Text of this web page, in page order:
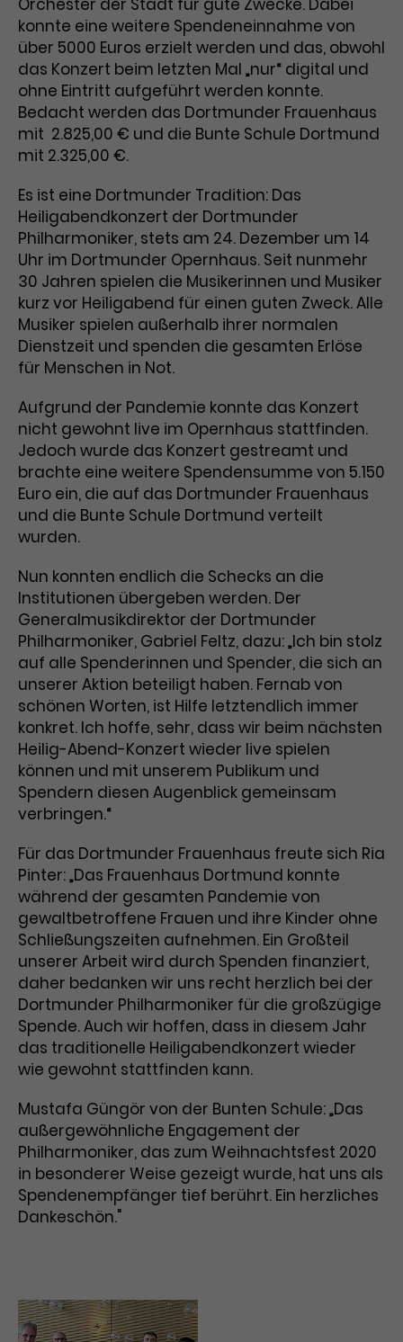
Benutzer*in wiedererkannt werden,
und es wird Zugang zu
geschützten Bereichen gewährt.
Name cookie_optin
Laufzeit 1 Monat
Zweck
Enthält die gewählten Tracking-
Optin-Einstellungen.
Laufzeit 2 Jahre
Dieses Cookie wird von Google
Analytics installiert. Das Cookie
wird verwendet, um
Besucher*innen-, Sitzungs- und
den Analysebericht der Website zu
verfolgen. Die Cookies speichern
Informationen anonym und weisen
eine zufallsgenerierte Nummer zu,
um Besuche zu erkennen.
Name _gid
Laufzeit 1 Tag
Zweck
Dieses Cookie wird von Google
Analytics installiert. Das Cookie
wird verwendet, um Informationen
nutzen, und hilft bei der Erstellung
eines Analyseberichts über die
Performance der Website. Die
erhobenen Daten umfassen in
anonymisierter Form die Anzahl
der Besuche, die Quelle, aus der sie
stammen, und die besuchten
Seiten.
Name _gat_UA-63561367-1
Laufzeit 1 Minute
Zweck
Das ist ein von Google Analytics
gesetztes Cookie. Bestimmte
Daten werden nur maximal einmal
pro Minute an Google Analytics
gesendet. Solange es gesetzt ist,
werden bestimmte
Datenübertragungen
unterbunden.
Marketing
Diese Gruppe beinhaltet alle Scripte, die es uns
ermöglichen die Leistung unserer
Werbekampagnen zu analysieren und
Conversions zu messen. Außerdem helfen sie
uns dabei Werbeanzeigen und Inhalte besser auf
die Interessen unserer Nutzer abzustimmen.
Name
Anbieter Google Ads
Laufzeit 3 Monate
Zweck
Wird von Google verwendet, um
die Effizienz von Werbeanzeigen zu
messen und Conversions zu
speichern. Dieses Cookie hilft dabei
nachzuvollziehen, ob Nutzer über
Google-Anzeigen auf unsere
Name _gcl_aw
Anbieter Google Ads
Zweck
Dieses Cookie speichert
Informationen zu Werbeklicks und
dient der Zuordnung von
Conversions zu Google Ads-
Kampagnen.
Name _gcl_dc
Anbieter Google / DoubleClick
Zweck
Dieses Cookie wird verwendet, um
Nutzerinteraktionen mit
Werbeanzeigen zu messen und
Remarketing-Funktionen
bereitzustellen.
Name IDE
Anbieter Google / DoubleClick
Laufzeit 1 Jahr
Zweck
Dieses Cookie dient der Anzeige
personalisierter Werbung und
misst die Wirksamkeit von
Werbekampagnen über
Cookie-Informationen
Orchester der Stadt für gute Zwecke. Dabei
konnte eine weitere Spendeneinnahme von
über 5000 Euros erzielt werden und das, obwohl
das Konzert beim letzten Mal „nur“ digital und
ohne Eintritt aufgeführt werden konnte.
Bedacht werden das Dortmunder Frauenhaus
mit 2.825,00 € und die Bunte Schule Dortmund
mit 2.325,00 €.
Es ist eine Dortmunder Tradition: Das
Heiligabendkonzert der Dortmunder
Philharmoniker, stets am 24. Dezember um 14
Uhr im Dortmunder Opernhaus. Seit nunmehr
30 Jahren spielen die Musikerinnen und Musiker
kurz vor Heiligabend für einen guten Zweck. Alle
Musiker spielen außerhalb ihrer normalen
Dienstzeit und spenden die gesamten Erlöse
für Menschen in Not.
Aufgrund der Pandemie konnte das Konzert
nicht gewohnt live im Opernhaus stattfinden.
Jedoch wurde das Konzert gestreamt und
brachte eine weitere Spendensumme von 5.150
Euro ein, die auf das Dortmunder Frauenhaus
und die Bunte Schule Dortmund verteilt
wurden.
Nun konnten endlich die Schecks an die
Institutionen übergeben werden. Der
Generalmusikdirektor der Dortmunder
Philharmoniker, Gabriel Feltz, dazu: „Ich bin stolz
auf alle Spenderinnen und Spender, die sich an
unserer Aktion beteiligt haben. Fernab von
schönen Worten, ist Hilfe letztendlich immer
konkret. Ich hoffe, sehr, dass wir beim nächsten
Heilig-Abend-Konzert wieder live spielen
können und mit unserem Publikum und
Spendern diesen Augenblick gemeinsam
verbringen.“
Für das Dortmunder Frauenhaus freute sich Ria
Pinter: „Das Frauenhaus Dortmund konnte
während der gesamten Pandemie von
gewaltbetroffene Frauen und ihre Kinder ohne
Schließungszeiten aufnehmen. Ein Großteil
unserer Arbeit wird durch Spenden finanziert,
daher bedanken wir uns recht herzlich bei der
Dortmunder Philharmoniker für die großzügige
Spende. Auch wir hoffen, dass in diesem Jahr
das traditionelle Heiligabendkonzert wieder
wie gewohnt stattfinden kann.
Mustafa Güngör von der Bunten Schule: „Das
außergewöhnliche Engagement der
Philharmoniker, das zum Weihnachtsfest 2020
in besonderer Weise gezeigt wurde, hat uns als
Spendenempfänger tief berührt. Ein herzliches
Dankeschön."